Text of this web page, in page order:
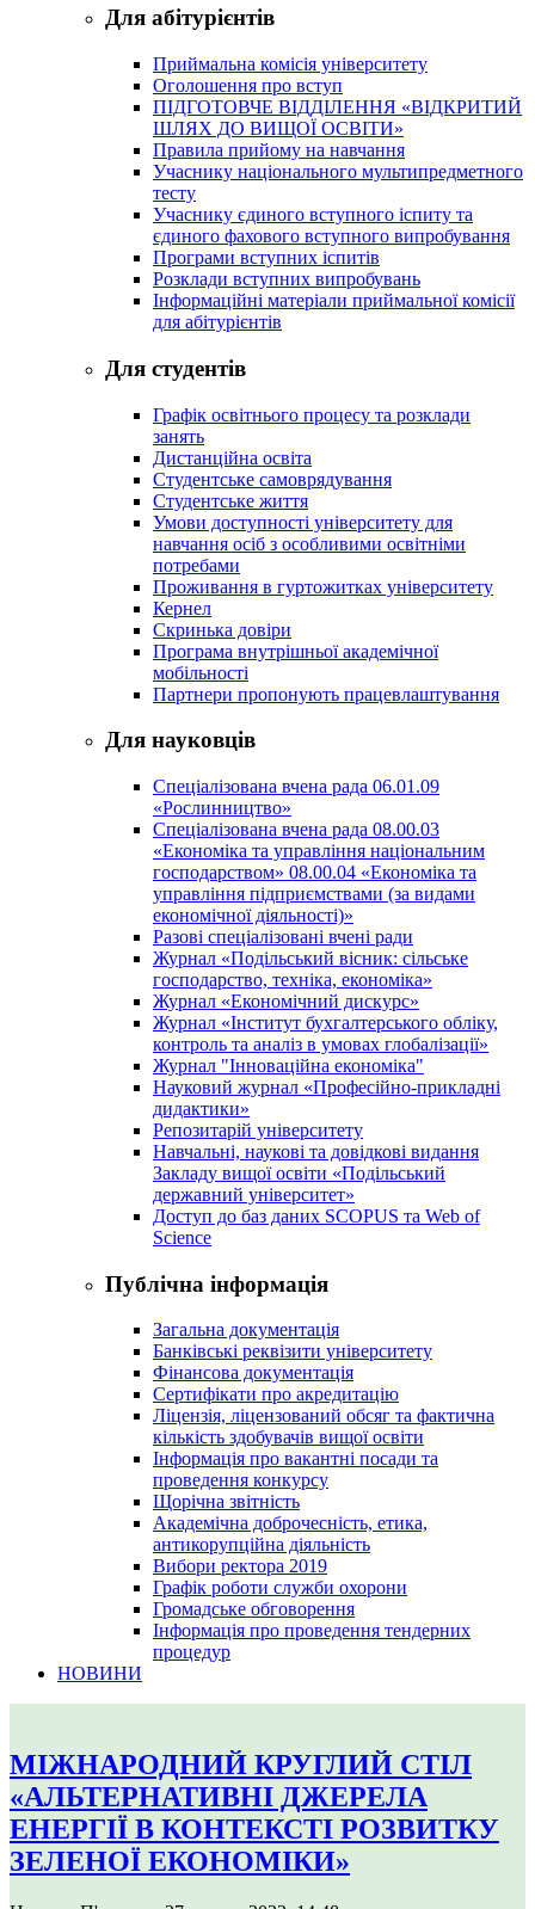
Для абітурієнтів
Приймальна комісія університету
Оголошення про вступ
ПІДГОТОВЧЕ ВІДДІЛЕННЯ «ВІДКРИТИЙ
ШЛЯХ ДО ВИЩОЇ ОСВІТИ»
Правила прийому на навчання
Учаснику національного мультипредметного
тесту
Учаснику єдиного вступного іспиту та
єдиного фахового вступного випробування
Програми вступних іспитів
Розклади вступних випробувань
Інформаційні матеріали приймальної комісії
для абітурієнтів
Для студентів
Графік освітнього процесу та розклади
занять
Дистанційна освіта
Студентське самоврядування
Студентське життя
Умови доступності університету для
навчання осіб з особливими освітніми
потребами
Проживання в гуртожитках університету
Кернел
Скринька довіри
Програма внутрішньої академічної
мобільності
Партнери пропонують працевлаштування
Для науковців
Спеціалізована вчена рада 06.01.09
«Рослинництво»
Спеціалізована вчена рада 08.00.03
«Економіка та управління національним
господарством» 08.00.04 «Економіка та
управління підприємствами (за видами
економічної діяльності)»
Разові спеціалізовані вчені ради
Журнал «Подільський вісник: сільське
господарство, техніка, економіка»
Журнал «Економічний дискурс»
Журнал «Інститут бухгалтерського обліку,
контроль та аналіз в умовах глобалізації»
Журнал "Інноваційна економіка"
Науковий журнал «Професійно-прикладні
дидактики»
Репозитарій університету
Навчальні, наукові та довідкові видання
Закладу вищої освіти «Подільський
державний університет»
Доступ до баз даних SCOPUS та Web of
Science
Публічна інформація
Загальна документація
Банківські реквізити університету
Фінансова документація
Сертифікати про акредитацію
Ліцензія, ліцензований обсяг та фактична
кількість здобувачів вищої освіти
Інформація про вакантні посади та
проведення конкурсу
Щорічна звітність
Академічна доброчесність, етика,
антикорупційна діяльність
Вибори ректора 2019
Графік роботи служби охорони
Громадське обговорення
Інформація про проведення тендерних
процедур
НОВИНИ
МІЖНАРОДНИЙ КРУГЛИЙ СТІЛ
«АЛЬТЕРНАТИВНІ ДЖЕРЕЛА
ЕНЕРГІЇ В КОНТЕКСТІ РОЗВИТКУ
ЗЕЛЕНОЇ ЕКОНОМІКИ»